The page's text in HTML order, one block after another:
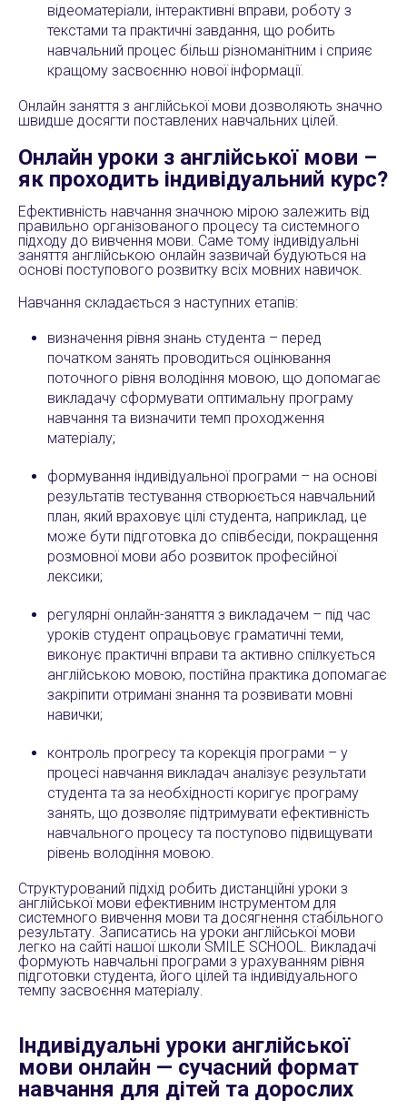
відеоматеріали, інтерактивні вправи, роботу з
текстами та практичні завдання, що робить
навчальний процес більш різноманітним і сприяє
кращому засвоєнню нової інформації.
Онлайн заняття з англійської мови дозволяють значно
швидше досягти поставлених навчальних цілей.
Онлайн уроки з англійської мови –
як проходить індивідуальний курс?
Ефективність навчання значною мірою залежить від
правильно організованого процесу та системного
підходу до вивчення мови. Саме тому індивідуальні
заняття англійською онлайн зазвичай будуються на
основі поступового розвитку всіх мовних навичок.
Навчання складається з наступних етапів:
визначення рівня знань студента – перед
початком занять проводиться оцінювання
поточного рівня володіння мовою, що допомагає
викладачу сформувати оптимальну програму
навчання та визначити темп проходження
матеріалу;
формування індивідуальної програми – на основі
результатів тестування створюється навчальний
план, який враховує цілі студента, наприклад, це
може бути підготовка до співбесіди, покращення
розмовної мови або розвиток професійної
лексики;
регулярні онлайн-заняття з викладачем – під час
уроків студент опрацьовує граматичні теми,
виконує практичні вправи та активно спілкується
англійською мовою, постійна практика допомагає
закріпити отримані знання та розвивати мовні
навички;
контроль прогресу та корекція програми – у
процесі навчання викладач аналізує результати
студента та за необхідності коригує програму
занять, що дозволяє підтримувати ефективність
навчального процесу та поступово підвищувати
рівень володіння мовою.
Структурований підхід робить дистанційні уроки з
англійської мови ефективним інструментом для
системного вивчення мови та досягнення стабільного
результату. Записатись на уроки англійської мови
легко на сайті нашої школи SMILE SCHOOL. Викладачі
формують навчальні програми з урахуванням рівня
підготовки студента, його цілей та індивідуального
темпу засвоєння матеріалу.
Індивідуальні уроки англійської
мови онлайн — сучасний формат
навчання для дітей та дорослих